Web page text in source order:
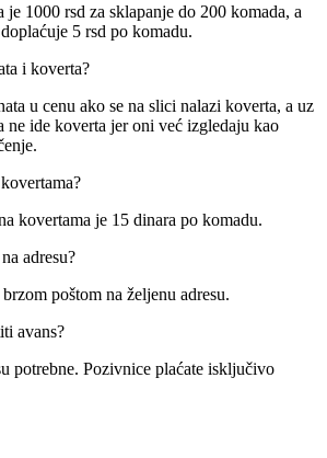
je 1000 rsd za sklapanje do 200 komada, a
5 rsd po komadu.
i koverta?
u cenu ako se na slici nalazi koverta, a uz
ne ide koverta jer oni već izgledaju kao
kovertama je 15 dinara po komadu.
adresu?
poštom na željenu adresu.
avans?
potrebne. Pozivnice plaćate isključivo